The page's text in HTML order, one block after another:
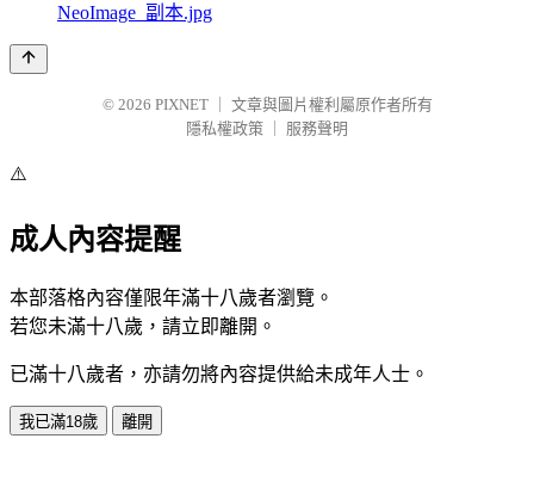
NeoImage_副本.jpg
© 2026 PIXNET
文章與圖片權利屬原作者所有
隱私權政策
服務聲明
⚠️
成人內容提醒
本部落格內容僅限年滿十八歲者瀏覽。
若您未滿十八歲，請立即離開。
已滿十八歲者，亦請勿將內容提供給未成年人士。
我已滿18歲 離開